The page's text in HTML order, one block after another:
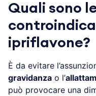
Quali sono
ipriflavone?
È da evitare
gravidanza o l’
può provocare una